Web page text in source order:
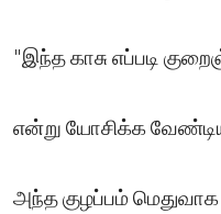
"இந்த காசு எப்படி
என்று யோசிக்க
அந்த குழப்பம் மெதுவாக